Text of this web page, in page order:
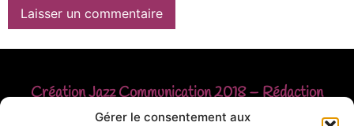
Gérer le consentement aux
CréationJazz Communication2018 – Rédaction
Christophe FAUST